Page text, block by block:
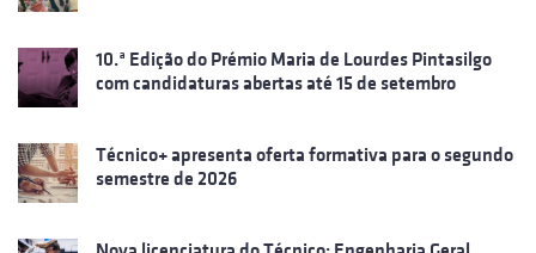
10.ª Edição do Prémio Maria de Lourdes Pintasilgo
com candidaturas abertas até 15 de setembro
Técnico+ apresenta oferta formativa para o segundo
semestre de 2026